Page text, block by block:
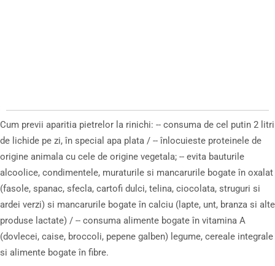
Cum previi aparitia pietrelor la rinichi: -- consuma de cel putin 2 litri
de lichide pe zi, în special apa plata / -- înlocuieste proteinele de
origine animala cu cele de origine vegetala; -- evita bauturile
alcoolice, condimentele, muraturile si mancarurile bogate în oxalat
(fasole, spanac, sfecla, cartofi dulci, telina, ciocolata, struguri si
ardei verzi) si mancarurile bogate în calciu (lapte, unt, branza si alte
produse lactate) / -- consuma alimente bogate în vitamina A
(dovlecei, caise, broccoli, pepene galben) legume, cereale integrale
si alimente bogate în fibre.